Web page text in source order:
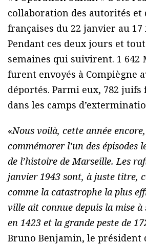
collaboration des autorités et
françaises du 22 janvier au 17
Pendant ces deux jours et
semaines qui suivirent. 1 642
furent envoyés à Compiègne
déportés. Parmi eux, 782 juifs
dans les camps
«Nous voilà, cette année
commémorer l’un des épisodes
de l’histoire de Marseille. Les
janvier 1943 sont, à juste titre,
comme la catastrophe la plus
ville ait connue depuis la mise à
en 1423 et la grande peste de
Bruno Benjamin, le président